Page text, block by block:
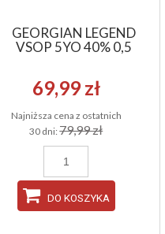
GEORGIAN LEGEND
VSOP 5YO 40% 0,5
69,99 zł
Najniższa cena z ostatnich
30 dni:79,99 zł
DO KOSZYKA